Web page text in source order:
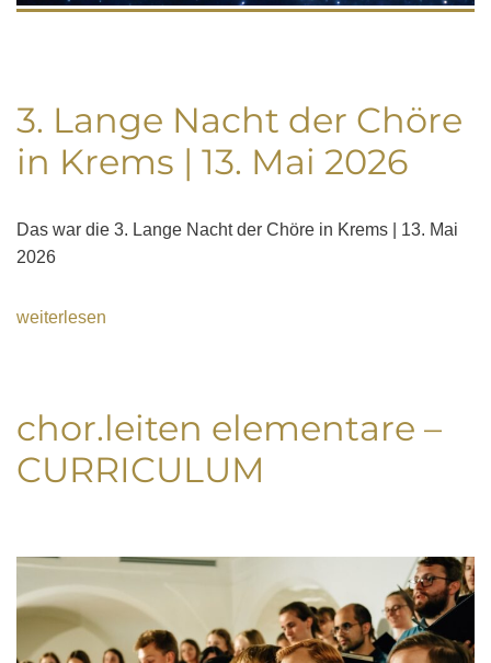
3. Lange Nacht der Chöre
in Krems | 13. Mai 2026
Das war die 3. Lange Nacht der Chöre in Krems | 13. Mai
2026
weiterlesen
chor.leiten elementare –
CURRICULUM